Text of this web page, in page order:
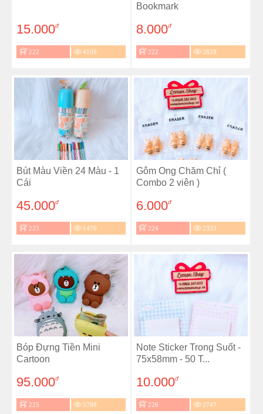
15.000đ
222 4109
Bookmark
8.000đ
222 2828
Bút Màu Viền 24 Màu - 1
Cái
45.000đ
223 1470
Gôm Ong Chăm Chỉ (
Combo 2 viên )
6.000đ
224 2333
Bóp Đựng Tiền Mini
Cartoon
95.000đ
225 5788
Note Sticker Trong Suốt -
75x58mm - 50 T...
10.000đ
226 2747